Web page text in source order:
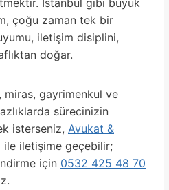
İstanbul gibi büyük
çoğu zaman tek bir
iletişim disiplini,
doğar.
miras, gayrimenkul ve
sürecinizin
isterseniz, Avukat &
ile iletişime geçebilir;
için 0532 425 48 70